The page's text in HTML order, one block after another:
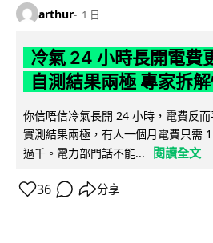
arthur 1 日
冷氣 24 小時長開電費
自測結果兩極 專家拆
你信唔信冷氣長開 24 小時，電費反
實測結果兩極，有人一個月電費只需
過千。電力部門話不能...
閱讀全文
36 分享